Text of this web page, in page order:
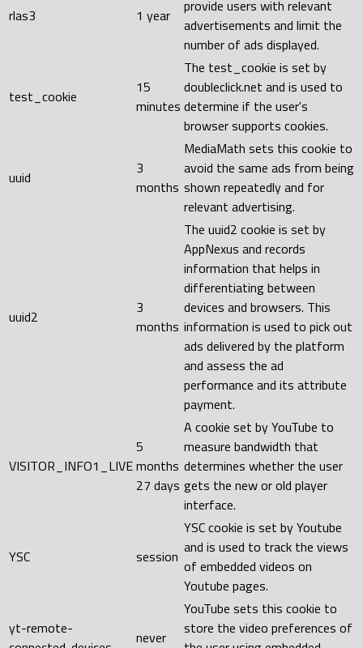
rlas3 1 year
provide users with relevant
advertisements and limit the
number of ads displayed.
test_cookie
15
minutes
The test_cookie is set by
doubleclick.net and is used to
determine if the user's
browser supports cookies.
uuid
3
months
MediaMath sets this cookie to
avoid the same ads from being
shown repeatedly and for
relevant advertising.
uuid2
3
months
The uuid2 cookie is set by
AppNexus and records
information that helps in
differentiating between
devices and browsers. This
information is used to pick out
ads delivered by the platform
and assess the ad
performance and its attribute
payment.
VISITOR_INFO1_LIVE
5
months
27 days
A cookie set by YouTube to
measure bandwidth that
determines whether the user
gets the new or old player
interface.
YSC session
YSC cookie is set by Youtube
and is used to track the views
of embedded videos on
Youtube pages.
yt-remote-
never
YouTube sets this cookie to
store the video preferences of